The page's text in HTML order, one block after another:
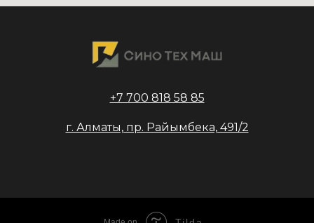
+7 700 818 58 85
г. Алматы, пр. Райымбека, 491/2